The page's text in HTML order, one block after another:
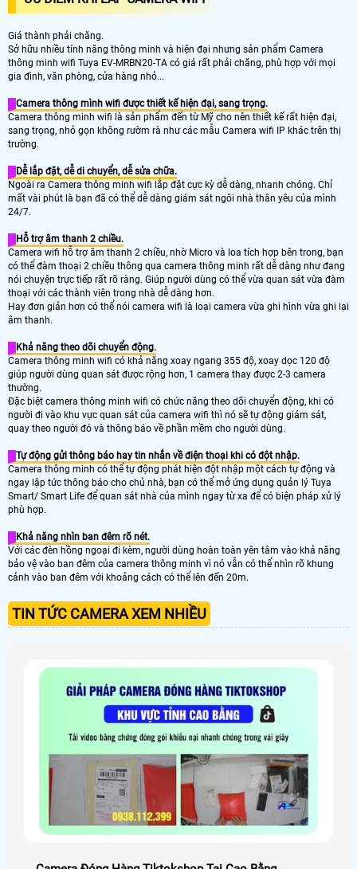
Giá thành phải chăng.
Sở hữu nhiều tính năng thông minh và hiện đại nhưng sản phẩm Camera
thông minh wifi Tuya EV-MRBN20-TA có giá rất phải chăng, phù hợp với mọi
gia đình, văn phòng, cửa hàng nhỏ...
Camera thông mình wifi được thiết kế hiện đại, sang trọng.
Camera thông minh wifi là sản phẩm đến từ Mỹ cho nên thiết kế rất hiện đại,
sang trọng, nhỏ gọn không rườm rà như các mẫu Camera wifi IP khác trên thị
trường.
Dễ lắp đặt, dễ di chuyển, dễ sửa chữa.
Ngoài ra Camera thông minh wifi lắp đặt cực kỳ dễ dàng, nhanh chóng. Chỉ
mất vài phút là bạn đã có thể dễ dàng giám sát ngôi nhà thân yêu của mình
24/7.
Hỗ trợ âm thanh 2 chiều.
Camera wifi hỗ trợ âm thanh 2 chiều, nhờ Micro và loa tích hợp bên trong, bạn
có thể đàm thoại 2 chiều thông qua camera thông minh rất dễ dàng như đang
nói chuyện trực tiếp rất rõ ràng. Giúp người dùng có thể vừa quan sát vừa đàm
thoại với các thành viên trong nhà dễ dàng hơn.
Hay đơn giản hơn có thể nói camera wifi là loại camera vừa ghi hình vừa ghi lại
âm thanh.
Khả năng theo dõi chuyển động.
Camera thông minh wifi có khả năng xoay ngang 355 độ, xoay dọc 120 độ
giúp người dùng quan sát được rộng hơn, 1 camera thay được 2-3 camera
thường.
Đặc biệt camera thông minh wifi có chức năng theo dõi chuyển động, khi có
người đi vào khu vực quan sát của camera wifi thì nó sẽ tự động giám sát,
quay theo người đó và thông báo về phần mềm cho người dùng.
Tự động gửi thông báo hay tin nhắn về điện thoại khi có đột nhập.
Camera thông minh có thể tự động phát hiện đột nhập một cách tự động và
ngay lập tức thông báo cho chủ nhà, bạn có thể mở ứng dụng quản lý Tuya
Smart/ Smart Life để quan sát nhà của mình ngay từ xa để có biện pháp xử lý
phù hợp.
Khả năng nhìn ban đêm rõ nét.
Với các đèn hồng ngoại đi kèm, người dùng hoàn toàn yên tâm vào khả năng
bảo vệ vào ban đêm của camera thông minh vì nó vẫn có thể nhìn rõ khung
cảnh vào ban đêm với khoảng cách có thể lên đến 20m.
TIN TỨC CAMERA XEM NHIỀU